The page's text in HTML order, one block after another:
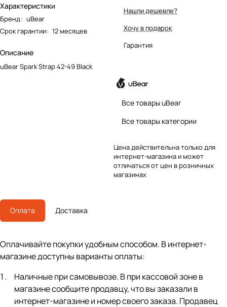
Характеристики
Бренд: uBear
Срок гарантии: 12 месяцев
Описание
uBear Spark Strap 42-49 Black
Нашли дешевле?
Хочу в подарок
Гарантия
Все товары uBear
Все товары категории
Цена действительна только для
интернет-магазина и может
отличаться от цен в розничных
магазинах
Оплата Доставка
Оплачивайте покупки удобным способом. В интернет-
магазине доступны варианты оплаты:
Наличные при самовывозе. В при кассовой зоне в
магазине сообщите продавцу, что вы заказали в
интернет-магазине и номер своего заказа. Продавец